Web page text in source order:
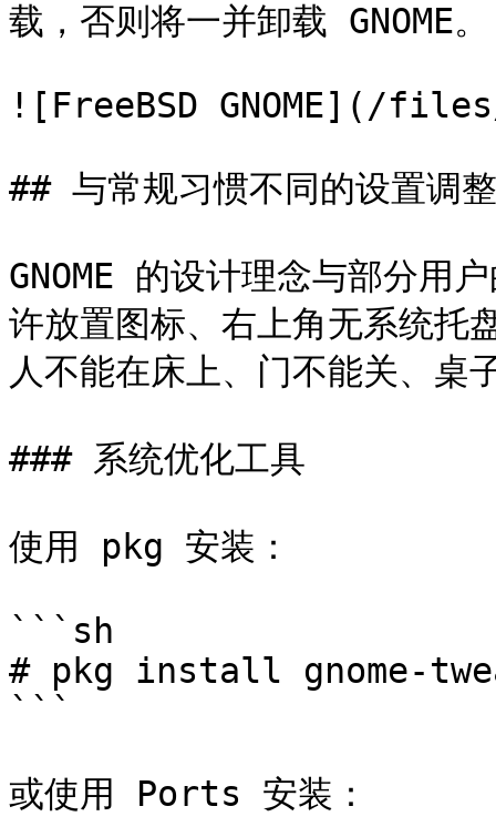
载，否则将一并卸载 GNOME。
![FreeBSD GNOME](/
## 与常规习惯不同的设置调整
GNOME 的设计理念与部分用
许放置图标、右上角无系统托
人不能在床上、门不能关、桌
### 系统优化工具
使用 pkg 安装：
```sh
# pkg install gnome-
```
或使用 Ports 安装：